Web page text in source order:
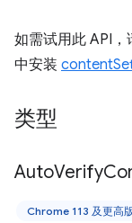
如需试用此 API，
中安装
类型
AutoVerify
Chrome 113 及更高